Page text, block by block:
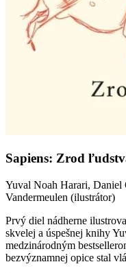
Sapiens: Zrod
Yuval Noah Harari, Daniel
Vandermeulen (ilustrátor)
Prvý diel nádherne
skvelej a úspešnej knihy
medzinárodným
bezvýznamnej opice stal